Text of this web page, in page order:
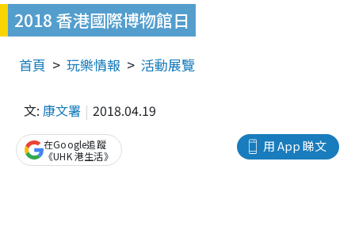
2018 香港國際博物館日
首頁 玩樂情報 活動展覽
文: 康文署 2018.04.19
用 App 睇文
在Google追蹤
《UHK 港生活》